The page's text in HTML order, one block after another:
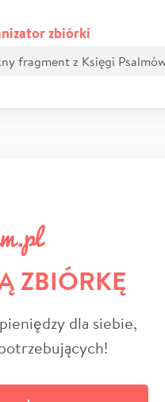
zbiórki
fragment z Księgi
ZBIÓRKĘ
dla siebie,